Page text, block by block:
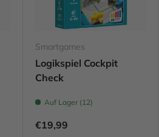
Smartgames
Logikspiel Cockpit
Check
Auf Lager (12)
€19,99